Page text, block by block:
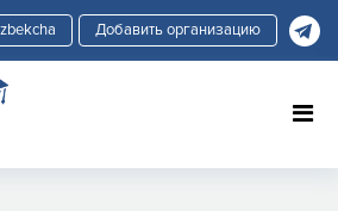
Добавить организацию